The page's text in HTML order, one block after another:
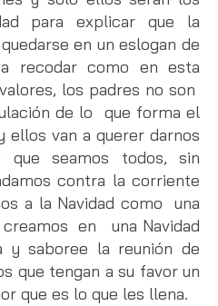
para explicar que la
en un eslogan de
recodar como en esta
los padres no son
de lo que forma el
van a querer darnos
seamos todos, sin
contra la corriente
a la Navidad como una
creamos en una Navidad
y saboree la reunión de
que tengan a su favor un
que es lo que les llena.